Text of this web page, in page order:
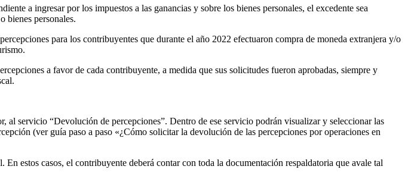
a ingresar por los impuestos a las ganancias y sobre los bienes personales, el excedente sea
bienes personales.
para los contribuyentes que durante el año 2022 efectuaron compra de moneda extranjera y/o
a favor de cada contribuyente, a medida que sus solicitudes fueron aprobadas, siempre y
servicio “Devolución de percepciones”. Dentro de ese servicio podrán visualizar y seleccionar las
(ver guía paso a paso «¿Cómo solicitar la devolución de las percepciones por operaciones en
estos casos, el contribuyente deberá contar con toda la documentación respaldatoria que avale tal